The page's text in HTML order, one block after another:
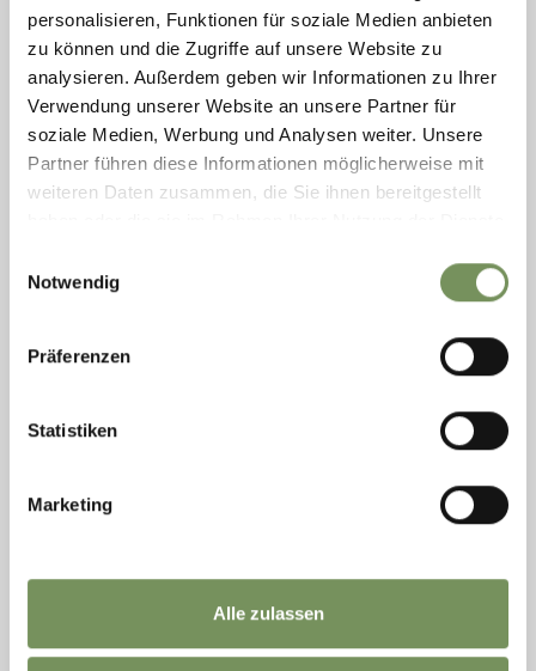
personalisieren, Funktionen für soziale Medien anbieten
zu können und die Zugriffe auf unsere Website zu
analysieren. Außerdem geben wir Informationen zu Ihrer
Verwendung unserer Website an unsere Partner für
soziale Medien, Werbung und Analysen weiter. Unsere
Partner führen diese Informationen möglicherweise mit
weiteren Daten zusammen, die Sie ihnen bereitgestellt
Notwendig
Präferenzen
Statistiken
Marketing
Alle zulassen
closed opens at 11:00
vrijdag
11:00 - 22:00
zaterdag
11:00 - 22:00
maandag
gesloten
dinsdag
11:00 - 22:00
woensdag
11:00 - 22:00
T +39 0471 1550562
info@apollonia.it
www.apollonia.it
LEES MEER
LEES MEER